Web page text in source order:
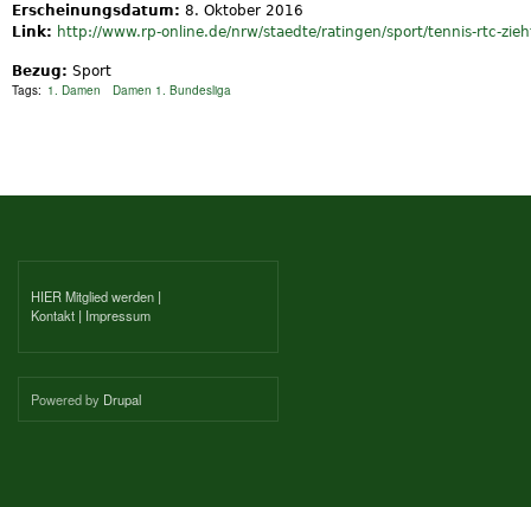
Erscheinungsdatum: 8. Oktober 2016
Link: http://www.rp-online.de/nrw/staedte/ratingen/sport/tennis-rtc-
Bezug: Sport
Tags: 1. Damen Damen 1. Bundesliga
HIER Mitglied werden |
Kontakt | Impressum
Powered by Drupal